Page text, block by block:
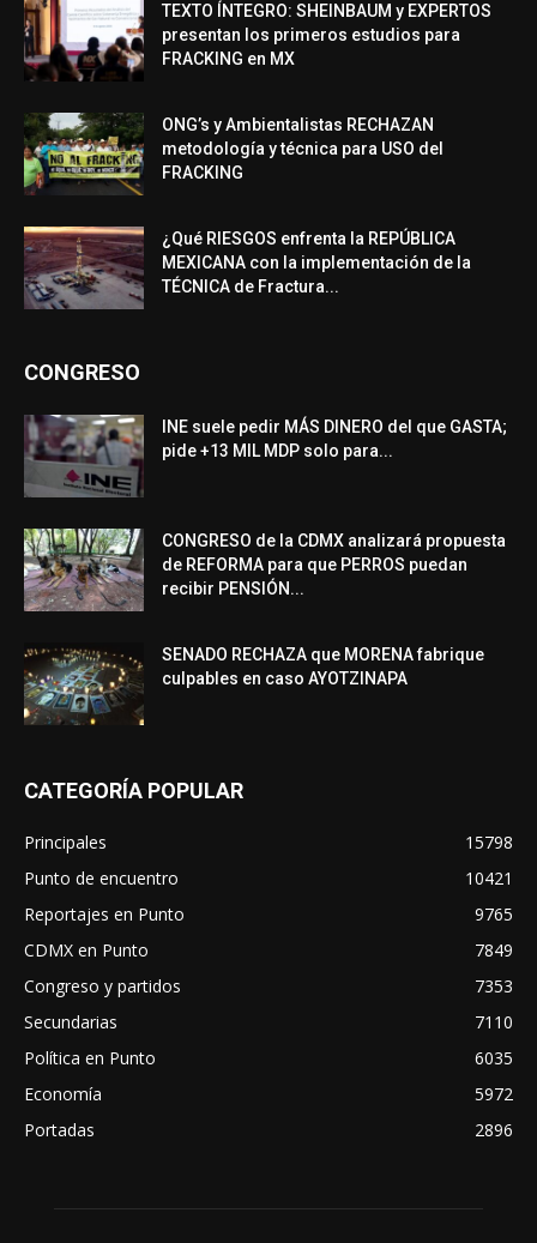
TEXTO ÍNTEGRO: SHEINBAUM y EXPERTOS
presentan los primeros estudios para
FRACKING en MX
ONG’s y Ambientalistas RECHAZAN
metodología y técnica para USO del
FRACKING
¿Qué RIESGOS enfrenta la REPÚBLICA
MEXICANA con la implementación de la
TÉCNICA de Fractura...
CONGRESO
INE suele pedir MÁS DINERO del que GASTA;
pide +13 MIL MDP solo para...
CONGRESO de la CDMX analizará propuesta
de REFORMA para que PERROS puedan
recibir PENSIÓN...
SENADO RECHAZA que MORENA fabrique
culpables en caso AYOTZINAPA
CATEGORÍA POPULAR
Principales
15798
Punto de encuentro
10421
Reportajes en Punto
9765
CDMX en Punto
7849
Congreso y partidos
7353
Secundarias
7110
Política en Punto
6035
Economía
5972
Portadas
2896